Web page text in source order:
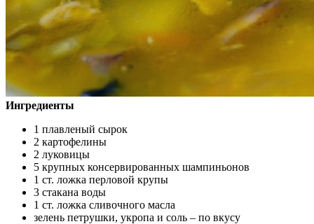
Ингредиенты
1 плавленый сырок
2 картофелины
2 луковицы
5 крупных консервированных шампиньонов
1 ст. ложка перловой крупы
3 стакана воды
1 ст. ложка сливочного масла
зелень петрушки, укропа и соль – по вкусу